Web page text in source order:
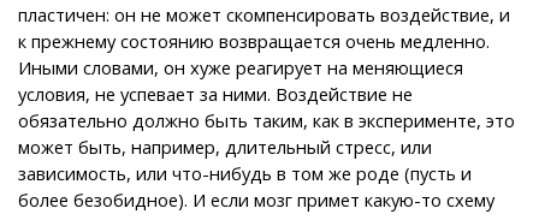
пластичен: он не может скомпенсировать воздействие, и
к прежнему состоянию возвращается очень медленно.
Иными словами, он хуже реагирует на меняющиеся
условия, не успевает за ними. Воздействие не
обязательно должно быть таким, как в эксперименте, это
может быть, например, длительный стресс, или
зависимость, или что-нибудь в том же роде (пусть и
более безобидное). И если мозг примет какую-то схему